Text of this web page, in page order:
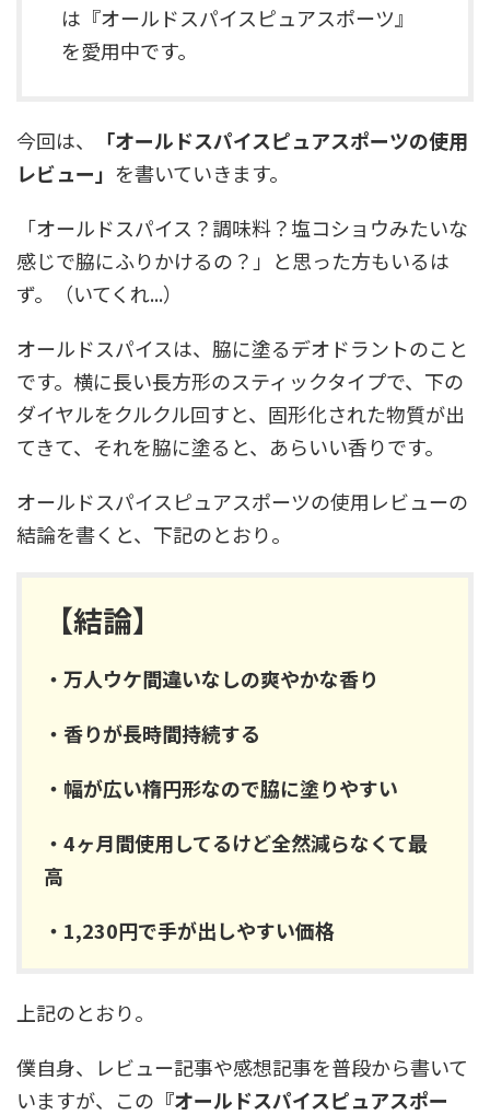
は『オールドスパイスピュアスポーツ』
を愛用中です。
今回は、
「オールドスパイスピュアスポーツの使用
レビュー」 を書いていきます。
「オールドスパイス？調味料？塩コショウみたいな
感じで脇にふりかけるの？」と思った方もいるは
ず。（いてくれ...）
オールドスパイスは、脇に塗るデオドラントのこと
です。横に長い長方形のスティックタイプで、下の
ダイヤルをクルクル回すと、固形化された物質が出
てきて、それを脇に塗ると、あらいい香りです。
オールドスパイスピュアスポーツの使用レビューの
結論を書くと、下記のとおり。
【結論】
・万人ウケ間違いなしの爽やかな香り
・香りが長時間持続する
・幅が広い楕円形なので脇に塗りやすい
・4ヶ月間使用してるけど全然減らなくて最
高
・1,230円で手が出しやすい価格
上記のとおり。
僕自身、レビュー記事や感想記事を普段から書いて
いますが、この 『オールドスパイスピュアスポー